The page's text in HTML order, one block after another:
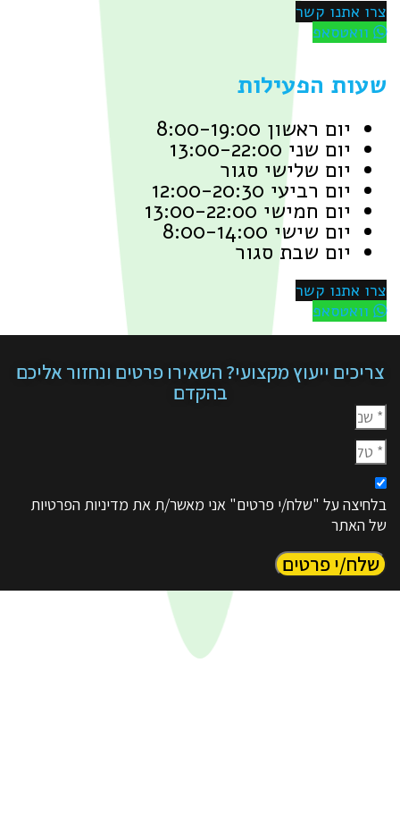
קשר
הפעילות
ראשון 8:00-19:00
שני 13:00-22:00
שלישי סגור
רביעי 12:00-20:30
חמישי 13:00-22:00
שישי 8:00-14:00
שבת סגור
קשר
ייעוץ מקצועי? השאירו פרטים ונחזור אליכם
על "שלח/י פרטים" אני מאשר/ת את מדיניות הפרטיות
פרטים